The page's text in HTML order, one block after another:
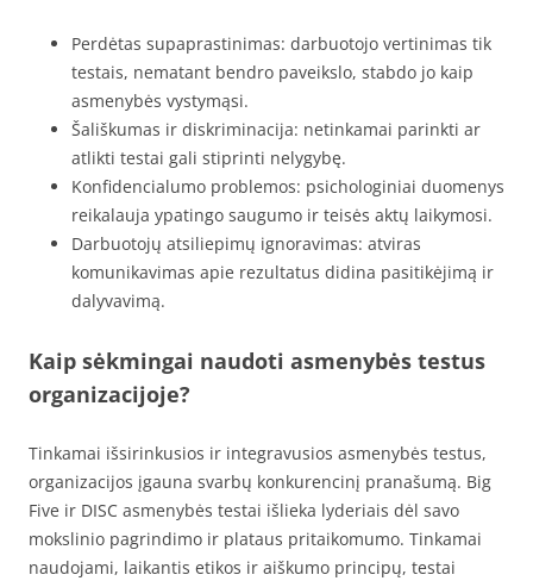
Perdėtas supaprastinimas: darbuotojo vertinimas tik
testais, nematant bendro paveikslo, stabdo jo kaip
asmenybės vystymąsi.
Šališkumas ir diskriminacija: netinkamai parinkti ar
atlikti testai gali stiprinti nelygybę.
Konfidencialumo problemos: psichologiniai duomenys
reikalauja ypatingo saugumo ir teisės aktų laikymosi.
Darbuotojų atsiliepimų ignoravimas: atviras
komunikavimas apie rezultatus didina pasitikėjimą ir
dalyvavimą.
Kaip sėkmingai naudoti asmenybės testus
organizacijoje?
Tinkamai išsirinkusios ir integravusios asmenybės testus,
organizacijos įgauna svarbų konkurencinį pranašumą. Big
Five ir DISC asmenybės testai išlieka lyderiais dėl savo
mokslinio pagrindimo ir plataus pritaikomumo. Tinkamai
naudojami, laikantis etikos ir aiškumo principų, testai